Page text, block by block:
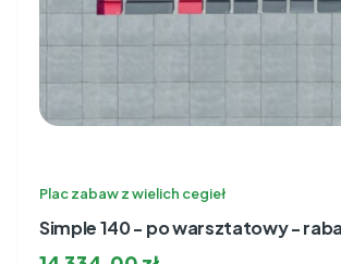
Plac zabaw z wielich cegieł
Simple 140 - po warsztatowy -